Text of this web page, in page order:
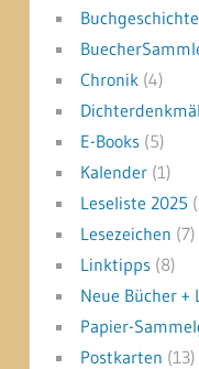
Chronik(4)
E-Books(5)
Kalender(1)
Leseliste 2025
Lesezeichen (7)
Linktipps(8)
Neue Bücher +
Papier-
Postkarten (13)